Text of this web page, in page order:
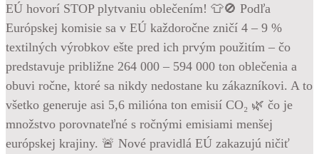
EÚ hovorí STOP plytvaniu oblečením! 👕🚫 Podľa
Európskej komisie sa v EÚ každoročne zničí 4 – 9 %
textilných výrobkov ešte pred ich prvým použitím – čo
predstavuje približne 264 000 – 594 000 ton oblečenia a
obuvi ročne, ktoré sa nikdy nedostane ku zákazníkovi. A to
všetko generuje asi 5,6 milióna ton emisií CO₂ 🌿 čo je
množstvo porovnateľné s ročnými emisiami menšej
európskej krajiny. 🚨 Nové pravidlá EÚ zakazujú ničiť